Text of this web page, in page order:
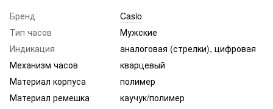
Бренд
Casio
Тип часов
Мужские
Индикация
аналоговая (стрелки), цифровая
Механизм часов
кварцевый
Материал корпуса
полимер
Материал ремешка
каучук/полимер